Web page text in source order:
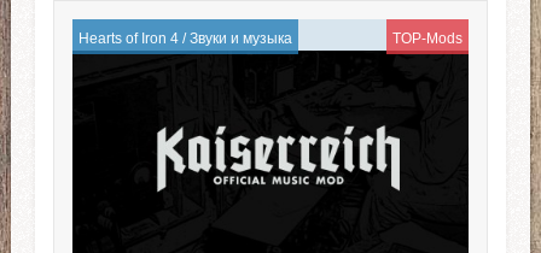
Hearts of Iron 4/Звуки и музыка TOP-Mods